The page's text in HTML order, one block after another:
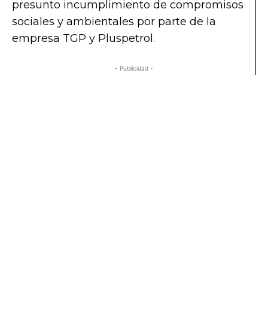
presunto incumplimiento de compromisos
sociales y ambientales por parte de la
empresa TGP y Pluspetrol.
- Publicidad -